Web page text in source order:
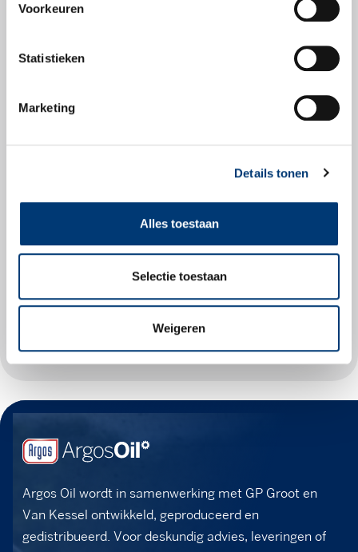
Voorkeuren
Statistieken
Marketing
Details tonen
Alles toestaan
Selectie toestaan
Weigeren
product geschikt is
Argos Oil wordt in samenwerking met GP Groot en
Van Kessel ontwikkeld, geproduceerd en
gedistribueerd. Voor deskundig advies, leveringen of